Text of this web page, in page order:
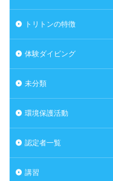
トリトンの特徴
体験ダイビング
未分類
環境保護活動
認定者一覧
講習